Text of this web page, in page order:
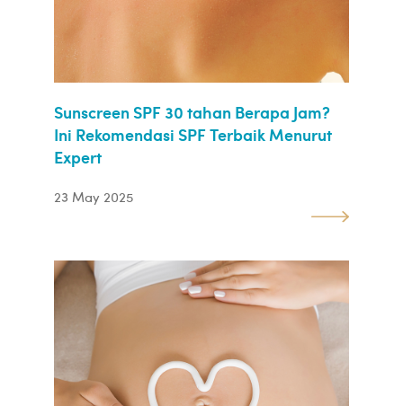
Sunscreen SPF 30 tahan Berapa Jam?
Ini Rekomendasi SPF Terbaik Menurut
Expert
23 May 2025